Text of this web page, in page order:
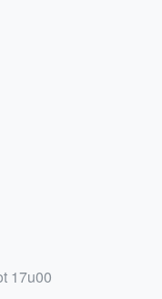
17u00